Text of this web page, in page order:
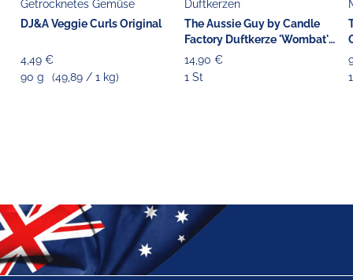
Getrocknetes Gemüse
DJ&A Veggie Curls Original
4,49 €
90 g
(49,89 / 1 kg)
Duftkerzen
The Aussie Guy by Candle
Factory Duftkerze 'Wombat's
Favourite' 13.5 cm
14,90 €
1 St